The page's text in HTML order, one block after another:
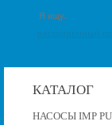
КАТАЛОГ
НАСОСЫ IMP